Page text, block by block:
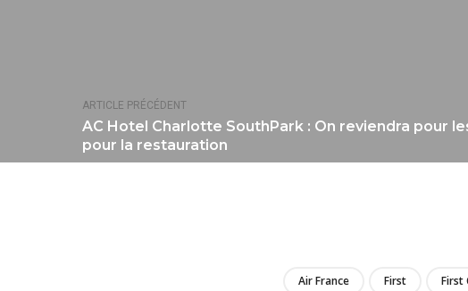
ARTICLE PRÉCÉDENT
AC Hotel Charlotte SouthPark : On reviendra pour
pour la restauration
Air France First First